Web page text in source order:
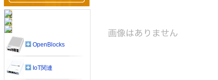
OpenBlocks
IoT関連